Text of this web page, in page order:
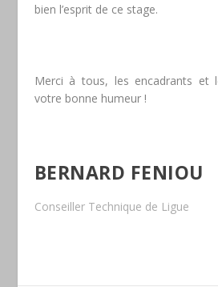
bien l’esprit de ce stage.
Merci à tous, les encadrants et
votre bonne humeur !
BERNARD FENIOU
Conseiller Technique de Ligue